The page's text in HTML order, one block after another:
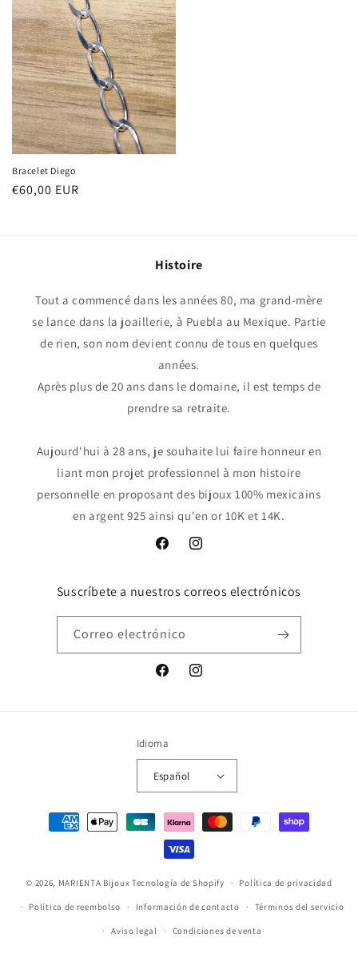
Bracelet Diego
Precio
€60,00 EUR
Histoire
Tout a commencé dans les années 80, ma grand-mère
se lance dans la joaillerie, à Puebla au Mexique. Partie
de rien, son nom devient connu de tous en quelques
années.
Après plus de 20 ans dans le domaine, il est temps de
prendre sa retraite.
Aujourd'hui à 28 ans, je souhaite lui faire honneur en
liant mon projet professionnel à mon histoire
personnelle en proposant des bijoux 100% mexicains
en argent 925 ainsi qu'en or 10K et 14K.
FacebookInstagram
Suscríbete a nuestros correos electrónicos
Correo electrónico
FacebookInstagram
Idioma
Español
Formas
© 2026, MARIENTA Bijoux Tecnología de Shopify Política de privacidad
Política de reembolso Información de contacto Términos del servicio
Aviso legal Condiciones de venta